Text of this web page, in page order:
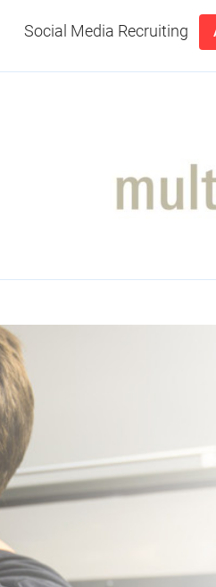
Social Media Recruiting